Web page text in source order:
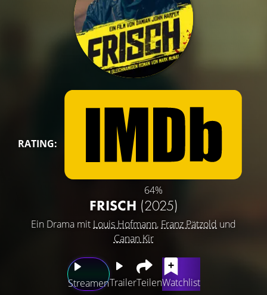
RATING:
64%
FRISCH (2025)
Ein Drama mit Louis Hofmann, Franz Pätzold und
Canan Kir
StreamenTrailerTeilenWatchlist